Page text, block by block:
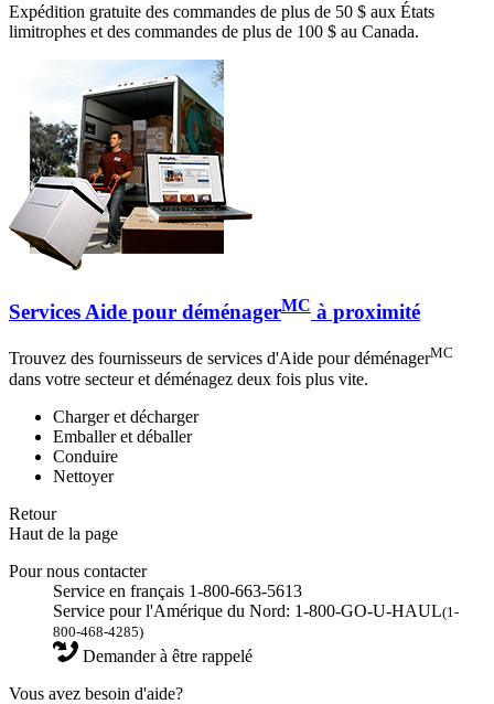
Expédition gratuite des commandes de plus de 50 $ aux États
limitrophes et des commandes de plus de 100 $ au Canada.
Services Aide pour déménagerMC à proximité
Trouvez des fournisseurs de services d'Aide pour déménagerMC
dans votre secteur et déménagez deux fois plus vite.
Charger et décharger
Emballer et déballer
Conduire
Nettoyer
Retour
Haut de la page
Pour nous contacter
Service en français 1-800-663-5613
Service pour l'Amérique du Nord: 1-800-GO-U-HAUL(1-
800-468-4285)
Demander à être rappelé
Vous avez besoin d'aide?